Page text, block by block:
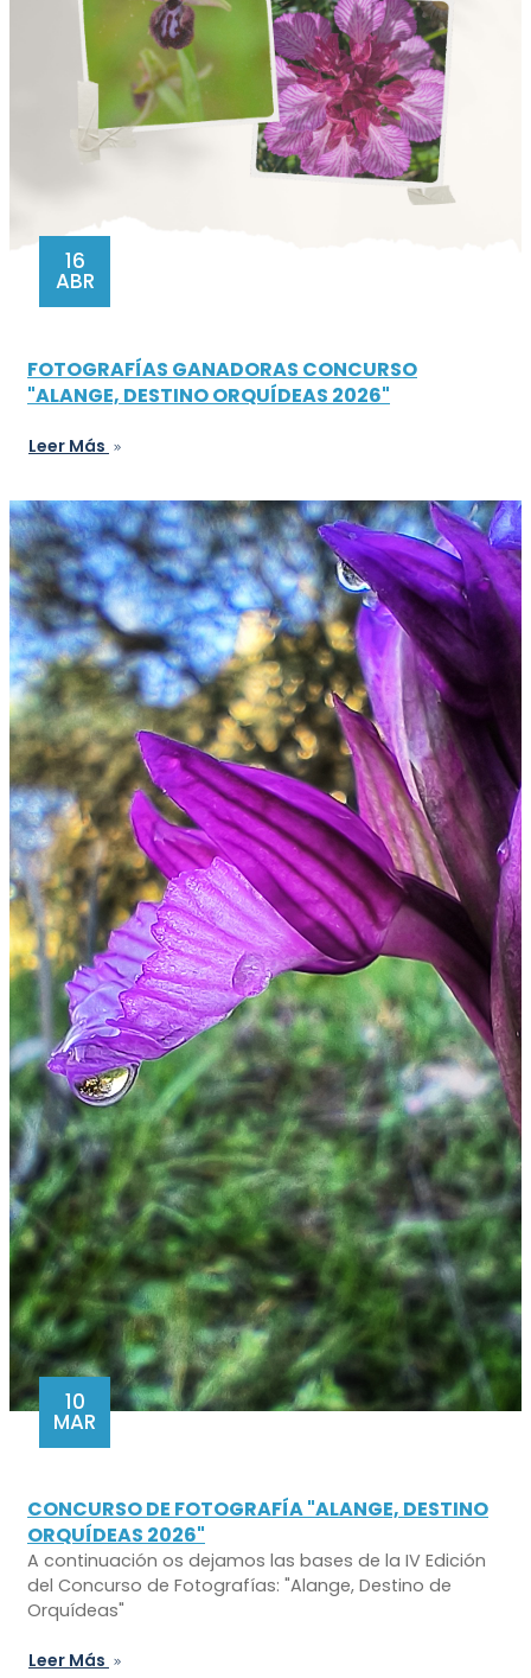
16
ABR
FOTOGRAFÍAS GANADORAS CONCURSO
"ALANGE, DESTINO ORQUÍDEAS 2026"
Leer Más
10
MAR
CONCURSO DE FOTOGRAFÍA "ALANGE, DESTINO
ORQUÍDEAS 2026"
A continuación os dejamos las bases de la IV Edición
del Concurso de Fotografías: "Alange, Destino de
Orquídeas"
Leer Más